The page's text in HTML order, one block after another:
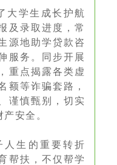
大学生成长护航
及录取进度，常
源地助学贷款咨
服务。同步开展
重点揭露各类虚
额等诈骗套路，
谨慎甄别，切实
安全。
人生的重要转折
帮扶，不仅帮学